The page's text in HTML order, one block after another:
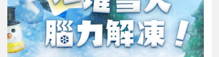
最新活動